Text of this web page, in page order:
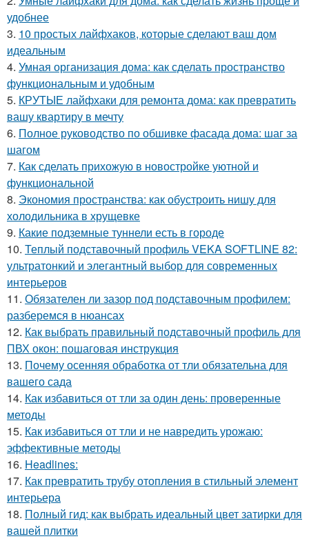
удобнее
3. 10 простых лайфхаков, которые сделают ваш дом
идеальным
4. Умная организация дома: как сделать пространство
функциональным и удобным
5. КРУТЫЕ лайфхаки для ремонта дома: как превратить
вашу квартиру в мечту
6. Полное руководство по обшивке фасада дома: шаг за
шагом
7. Как сделать прихожую в новостройке уютной и
функциональной
8. Экономия пространства: как обустроить нишу для
холодильника в хрущевке
9. Какие подземные туннели есть в городе
10. Теплый подставочный профиль VEKA SOFTLINE 82:
ультратонкий и элегантный выбор для современных
интерьеров
11. Обязателен ли зазор под подставочным профилем:
разберемся в нюансах
12. Как выбрать правильный подставочный профиль для
ПВХ окон: пошаговая инструкция
13. Почему осенняя обработка от тли обязательна для
вашего сада
14. Как избавиться от тли за один день: проверенные
методы
15. Как избавиться от тли и не навредить урожаю:
эффективные методы
16. Headlines:
17. Как превратить трубу отопления в стильный элемент
интерьера
18. Полный гид: как выбрать идеальный цвет затирки для
вашей плитки